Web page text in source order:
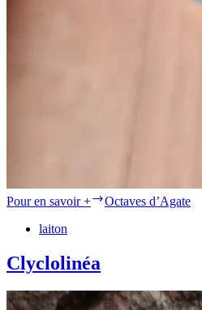
Pour en savoir +
Octaves d’Agate
laiton
Clyclolinéa